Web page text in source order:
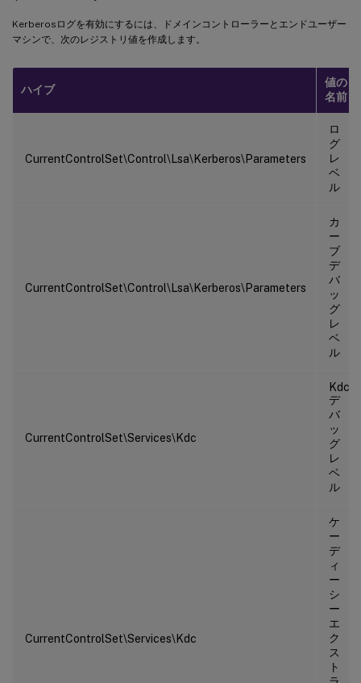
Kerberosログを有効にするには、ドメインコントローラーとエンドユーザー
マシンで、次のレジストリ値を作成します。
ハイブ
値の
名前
CurrentControlSet\Control\Lsa\Kerberos\Parameters
ロ
グ
レ
ベ
ル
CurrentControlSet\Control\Lsa\Kerberos\Parameters
カ
ー
ブ
デ
バ
ッ
グ
レ
ベ
ル
CurrentControlSet\Services\Kdc
Kdc
デ
バ
ッ
グ
レ
ベ
ル
CurrentControlSet\Services\Kdc
ケ
ー
デ
ィ
ー
シ
ー
エ
ク
ス
ト